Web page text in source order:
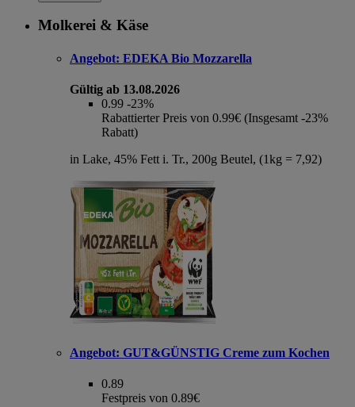
Molkerei & Käse
Angebot: EDEKA Bio Mozzarella
Gültig ab 13.08.2026
0.99 -23%
Rabattierter Preis von 0.99€ (Insgesamt -23%
Rabatt)
in Lake, 45% Fett i. Tr., 200g Beutel, (1kg = 7,92)
Angebot: GUT&GÜNSTIG Creme zum Kochen
0.89
Festpreis von 0.89€